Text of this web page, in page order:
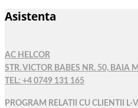
Asistenta
AC HELCOR
STR. VICTOR BABES NR. 50, BAIA
TEL: +4 0749 131 165
PROGRAM RELATII CU CLIENTII